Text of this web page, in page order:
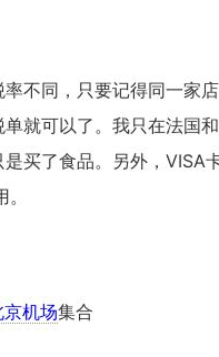
不同，只要记得同一家
就可以了。我只在法国
买了食品。另外，VISA
京机场集合